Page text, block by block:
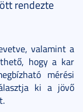
rendezte
valamint a
hogy a kar
mérési
ki a jövő